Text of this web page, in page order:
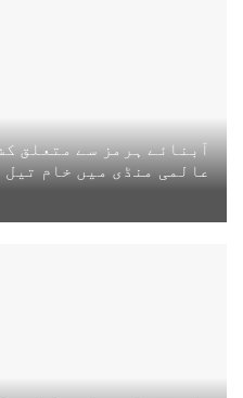
آبنائے ہرمز سے متعلق
عالمی منڈی میں خام تیل